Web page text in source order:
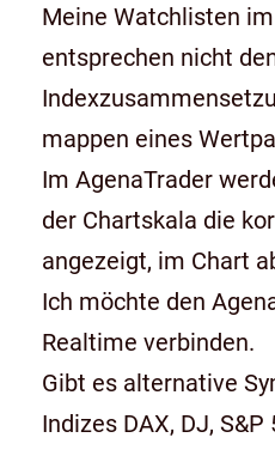
Meine Watchlisten
entsprechen nicht
mappen eines
Im AgenaTrader
der Chartskala die
angezeigt, im Chart
Ich möchte den
Realtime verbinden.
Gibt es alternative
Indizes DAX, DJ, S&P